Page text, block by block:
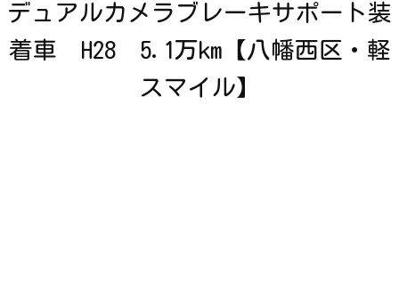
デュアルカメラブレーキサポート装
着車 H28 5.1万km【八幡西区・軽
スマイル】